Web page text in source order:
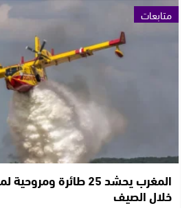
متابعات
المغرب يحشد 25 طائرة
خلال الصيف